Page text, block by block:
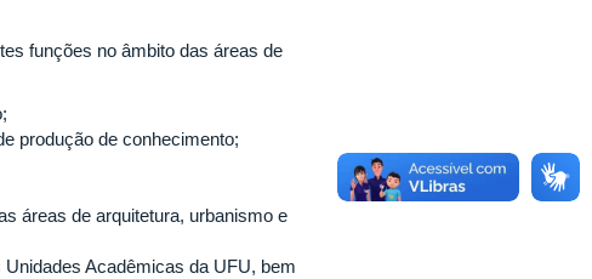
funções no âmbito das áreas de
produção de conhecimento;
áreas de arquitetura, urbanismo e
Acadêmicas da UFU, bem